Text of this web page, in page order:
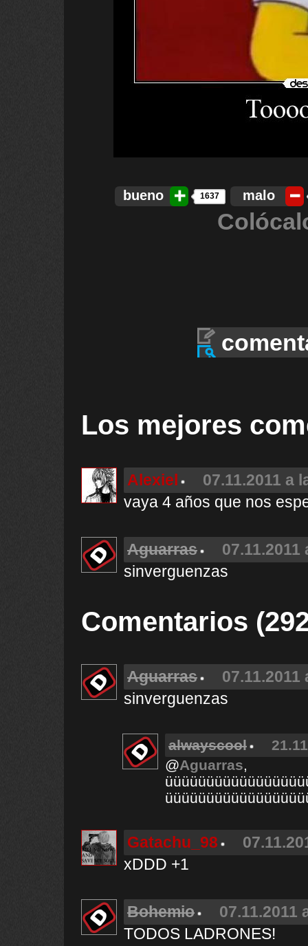
bueno 1637 malo
Los mejores
Alexiel
07.11.2011 a
vaya 4 años que nos
Aguarras
07.11.2011
sinverguenzas
Comentarios
Aguarras
07.11.2011
sinverguenzas
alwayscool
@Aguarras,
Gatachu_98
xDDD +1
Bohemio
07.11.2011
TODOS LADRONES!